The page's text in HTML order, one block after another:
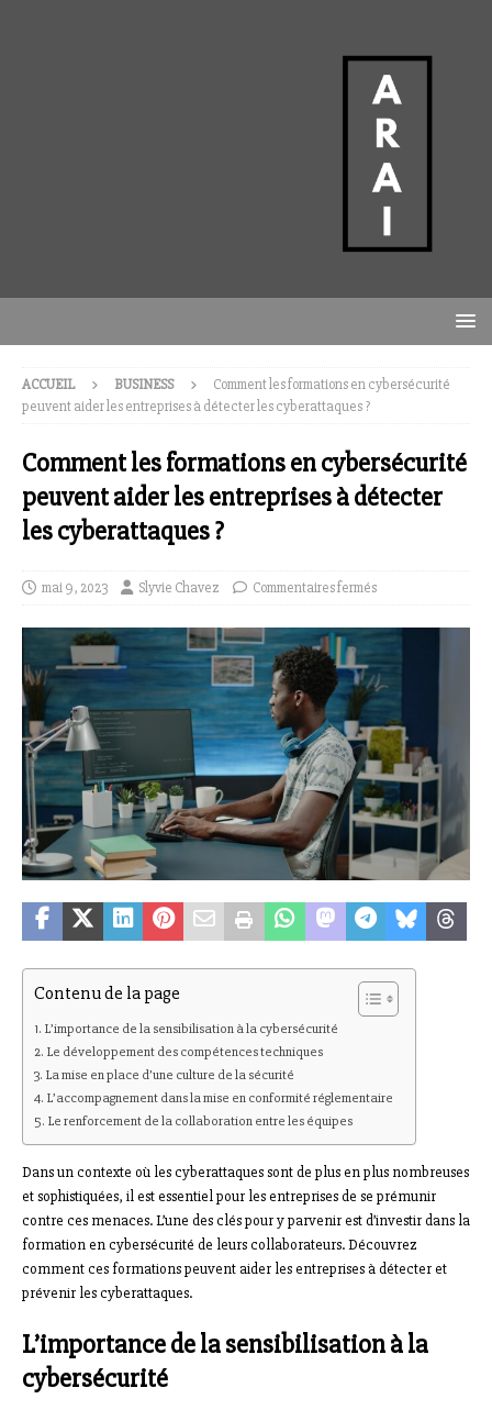
ACCUEIL BUSINESS
Comment les formations en cybersécurité
peuvent aider les entreprises à détecter les cyberattaques ?
Comment les formations en cybersécurité
peuvent aider les entreprises à détecter
les cyberattaques ?
mai 9, 2023 Slyvie Chavez Commentaires fermés
Contenu de la page
L’importance de la sensibilisation à la cybersécurité
Le développement des compétences techniques
La mise en place d’une culture de la sécurité
L’accompagnement dans la mise en conformité réglementaire
Le renforcement de la collaboration entre les équipes
Dans un contexte où les cyberattaques sont de plus en plus nombreuses
et sophistiquées, il est essentiel pour les entreprises de se prémunir
contre ces menaces. L’une des clés pour y parvenir est d’investir dans la
formation en cybersécurité de leurs collaborateurs. Découvrez
comment ces formations peuvent aider les entreprises à détecter et
prévenir les cyberattaques.
L’importance de la sensibilisation à la
cybersécurité